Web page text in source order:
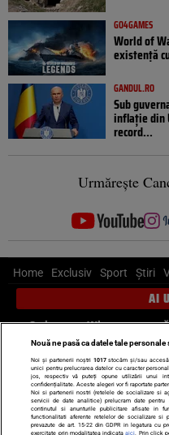
GO4GAMES
World of
existență
GANDUL.RO
Sub
inflație din
record...
Urmărește
Home Exclusiv Sport Știri
AI
Scrie-ne pe Whatsapp,
Știri interne
Ultimele stiri
Diete Insula
Nouă ne pasă ca datele tale
Noi și partenerii noștri 1017stocăm și/sau
unici pentru prelucrarea datelor cu caracter
jos, respectiv vă puteți opune utilizării unui
confidențialitate. Aceste alegeri vor fi raportate
Noi si partenerii nostri (retelele de socializare si
servicii de date analitice) prelucram date pentru
continutul si anunturile publicitare afisate in
functionalitati aferente retelelor de socializare si
prevazute de art. 15-22 din GDPR in legatura cu
exercitate prin modalitatea indicataaici . Prin click